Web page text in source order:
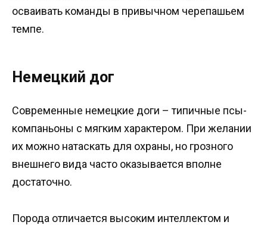
осваивать команды в привычном черепашьем
темпе.
Немецкий дог
Современные немецкие доги – типичные псы-
компаньоны с мягким характером. При желании
их можно натаскать для охраны, но грозного
внешнего вида часто оказывается вполне
достаточно.
Порода отличается высоким интеллектом и